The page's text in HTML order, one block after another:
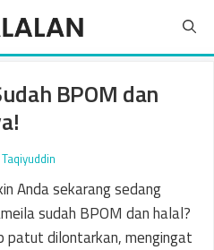
BPOM dan
Anda sekarang sedang
sudah BPOM dan halal?
patut dilontarkan, mengingat